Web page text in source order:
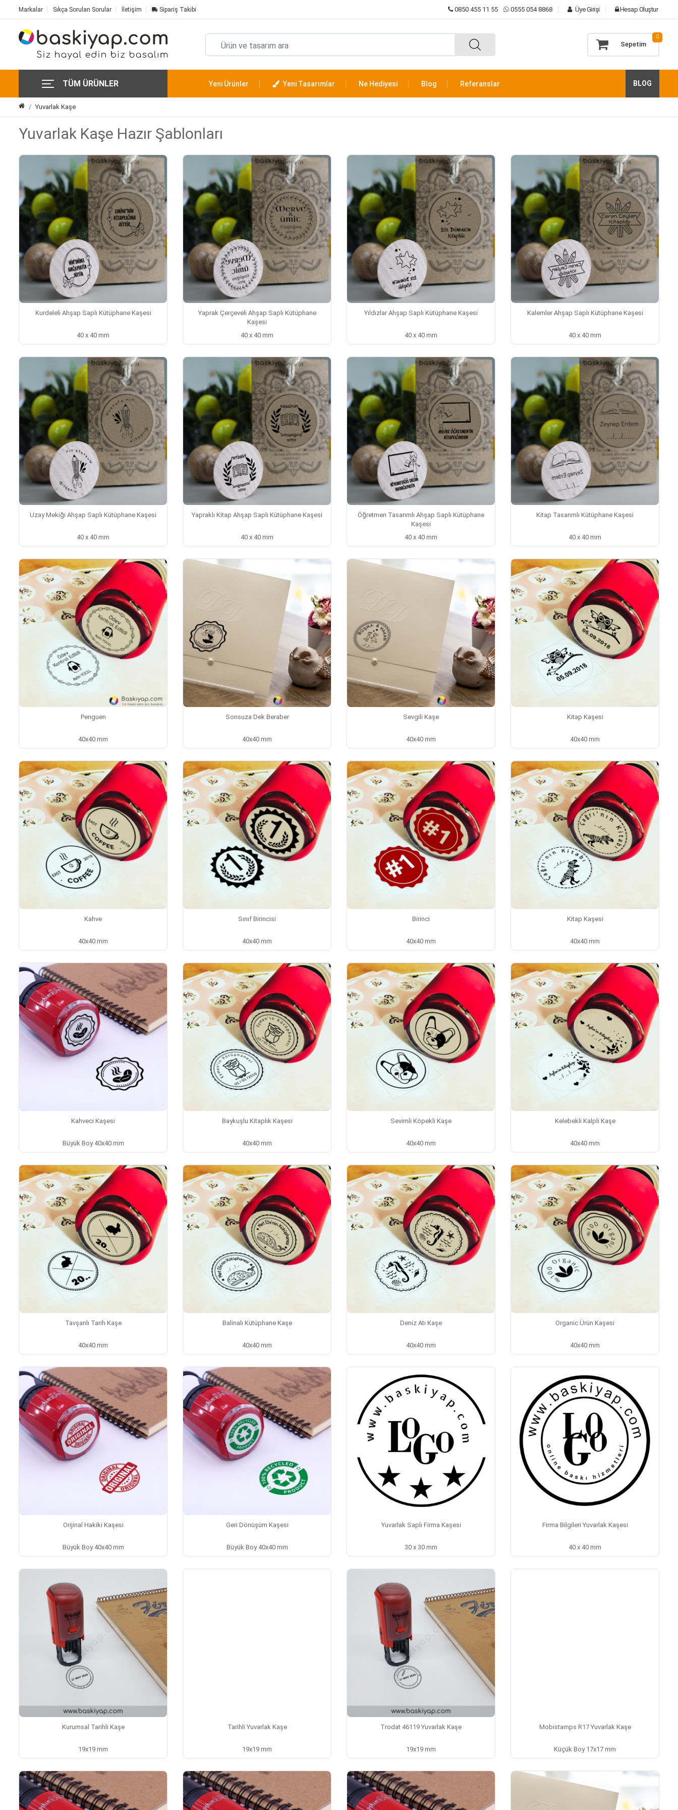
Markalar Sıkça Sorulan Sorular İletişim Sipariş Takibi 0850 455 11 55 0555 054 8868 Üye Girişi Hesap Oluştur
Sepetim
0
TÜM ÜRÜNLER Yeni Ürünler Yeni Tasarımlar Ne Hediyesi Blog Referanslar BLOG
Yuvarlak Kaşe
Yuvarlak Kaşe Hazır Şablonları
Kurdeleli Ahşap Saplı Kütüphane Kaşesi
40 x 40 mm
Yaprak Çerçeveli Ahşap Saplı Kütüphane
Kaşesi
40 x 40 mm
Yıldızlar Ahşap Saplı Kütüphane Kaşesi
40 x 40 mm
Kalemler Ahşap Saplı Kütüphane Kaşesi
40 x 40 mm
Uzay Mekiği Ahşap Saplı Kütüphane Kaşesi
40 x 40 mm
Yapraklı Kitap Ahşap Saplı Kütüphane Kaşesi
40 x 40 mm
Öğretmen Tasarımlı Ahşap Saplı Kütüphane
Kaşesi
40 x 40 mm
Kitap Tasarımlı Kütüphane Kaşesi
40 x 40 mm
Penguen
40x40 mm
Sonsuza Dek Beraber
40x40 mm
Sevgili Kaşe
40x40 mm
Kitap Kaşesi
40x40 mm
Kahve
40x40 mm
Sınıf Birincisi
40x40 mm
Birinci
40x40 mm
Kitap Kaşesi
40x40 mm
Kahveci Kaşesi
Büyük Boy 40x40 mm
Baykuşlu Kitaplık Kaşesi
40x40 mm
Sevimli Köpekli Kaşe
40x40 mm
Kelebekli Kalpli Kaşe
40x40 mm
Tavşanlı Tarih Kaşe
40x40 mm
Balinalı Kütüphane Kaşe
40x40 mm
Deniz Atı Kaşe
40x40 mm
Organic Ürün Kaşesi
40x40 mm
Orijinal Hakiki Kaşesi
Büyük Boy 40x40 mm
Geri Dönüşüm Kaşesi
Büyük Boy 40x40 mm
Yuvarlak Saplı Firma Kaşesi
30 x 30 mm
Firma Bilgileri Yuvarlak Kaşesi
40 x 40 mm
Kurumsal Tarihli Kaşe
19x19 mm
Tarihli Yuvarlak Kaşe
19x19 mm
Trodat 46119 Yuvarlak Kaşe
19x19 mm
Mobistamps R17 Yuvarlak Kaşe
Küçük Boy 17x17 mm